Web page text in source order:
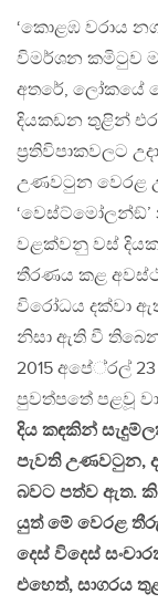
‘කොළඹ වරාය
විමර්ශන කමිටුව
අතරේ, ලෝකයේ
දියකඩන තුළින්
ප‍්‍රතිවිපාකවලට
උණවටුන වෙරළ
‘වෙස්ට්මෝලන්ඞ්’
වළක්වනු වස්
තීරණය කළ
විරෝධය දක්වා
නිසා ඇති වී
2015 අපේ‍්‍රල් 23
පුවත්පතේ පළවූ
දිය කඳකින්
පැවති උණවටුන,
බවට පත්ව ඇත.
යුත් මේ වෙරළ
දෙස් විදෙස්
එහෙත්, සාගරය